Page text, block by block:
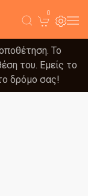
0
Το
του. Εμείς το
δρόμο σας!